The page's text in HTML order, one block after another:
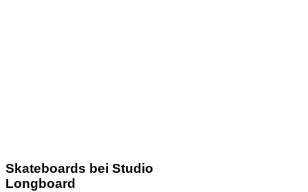
Skateboards bei Studio
Longboard